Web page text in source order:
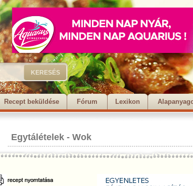
Recept beküldése Fórum Lexikon
Egytálételek - Wok